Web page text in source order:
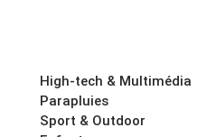
High-tech & Multimédia
Parapluies
Sport & Outdoor